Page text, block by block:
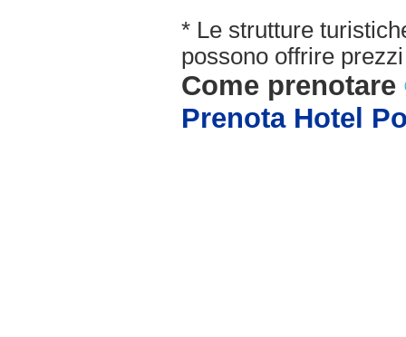
* Le strutture
possono offrire
Come prenotare
Prenota Hotel